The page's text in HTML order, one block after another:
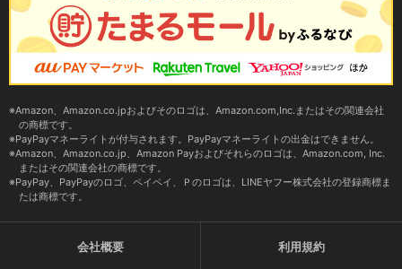
Amazon、Amazon.co.jpおよびそのロゴは、Amazon.com,Inc.またはその関連会社
の商標です。
PayPayマネーライトが付与されます。PayPayマネーライトの出金はできません。
Amazon、Amazon.co.jp、Amazon Payおよびそれらのロゴは、Amazon.com, Inc.
またはその関連会社の商標です。
PayPay、PayPayのロゴ、ペイペイ、Ｐのロゴは、LINEヤフー株式会社の登録商標ま
たは商標です。
会社概要 利用規約